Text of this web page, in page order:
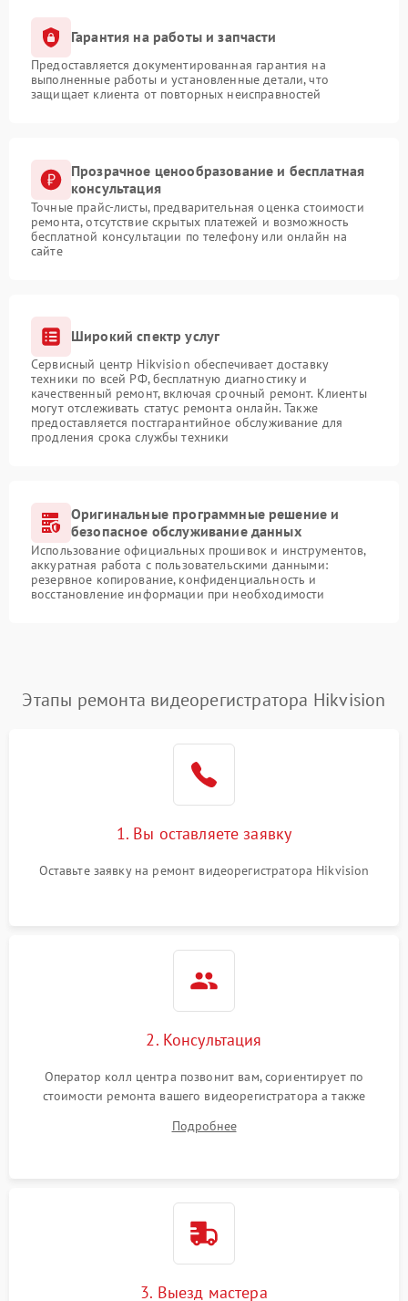
Гарантия на работы и запчасти
Предоставляется документированная гарантия на
выполненные работы и установленные детали, что
защищает клиента от повторных неисправностей
Прозрачное ценообразование и бесплатная
консультация
Точные прайс-листы, предварительная оценка стоимости
ремонта, отсутствие скрытых платежей и возможность
бесплатной консультации по телефону или онлайн на
сайте
Широкий спектр услуг
Сервисный центр Hikvision обеспечивает доставку
техники по всей РФ, бесплатную диагностику и
качественный ремонт, включая срочный ремонт. Клиенты
могут отслеживать статус ремонта онлайн. Также
предоставляется постгарантийное обслуживание для
продления срока службы техники
Оригинальные программные решение и
безопасное обслуживание данных
Использование официальных прошивок и инструментов,
аккуратная работа с пользовательскими данными:
резервное копирование, конфиденциальность и
восстановление информации при необходимости
Этапы ремонта видеорегистратора Hikvision
1. Вы оставляете заявку
Оставьте заявку на ремонт видеорегистратора Hikvision
2. Консультация
Оператор колл центра позвонит вам, сориентирует по
стоимости ремонта вашего видеорегистратора а также
Подробнее
3. Выезд мастера